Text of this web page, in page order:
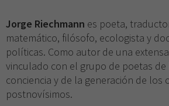
Jorge Riechmann es poeta,
matemático, filósofo, ecologista y
políticas. Como autor de una
vinculado con el grupo de poetas
conciencia y de la generación de los
postnovísimos.